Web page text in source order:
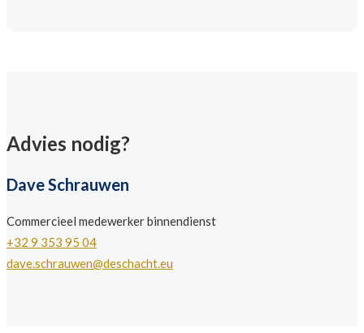
Advies nodig?
Dave Schrauwen
Commercieel medewerker binnendienst
+32 9 353 95 04
dave.schrauwen@deschacht.eu